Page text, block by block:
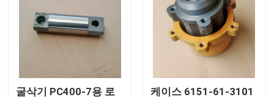
뉴스
블로그
굴삭기 PC400-7용 로 케이스 6151-61-3101